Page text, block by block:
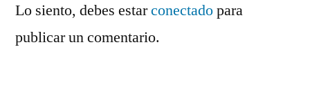
Lo siento, debes estarconectadopara
publicar un comentario.